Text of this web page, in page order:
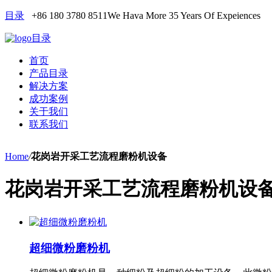
目录 +86 180 3780 8511We Hava More 35 Years Of Expeiences
目录
首页
产品目录
解决方案
成功案例
关于我们
联系我们
Home/花岗岩开采工艺流程磨粉机设备
花岗岩开采工艺流程磨粉机设
超细微粉磨粉机